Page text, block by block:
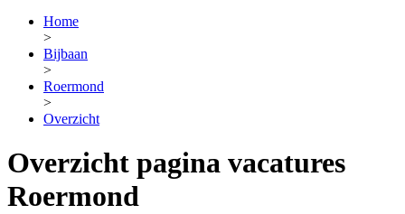
Home
>
Bijbaan
>
Roermond
>
Overzicht
Overzicht pagina vacatures
Roermond